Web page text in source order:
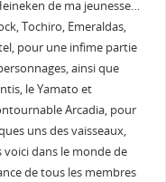
de ma jeunesse…
Tochiro, Emeraldas,
pour une infime partie
ainsi que
le Yamato et
Arcadia, pour
uns des vaisseaux,
voici dans le monde de
de tous les membres